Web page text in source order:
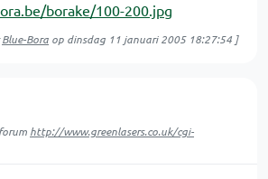
borake/100-200.jpg
Blue-Bora op dinsdag 11 januari 2005 18:27:54 ]
http://www.greenlasers.co.uk/cgi-